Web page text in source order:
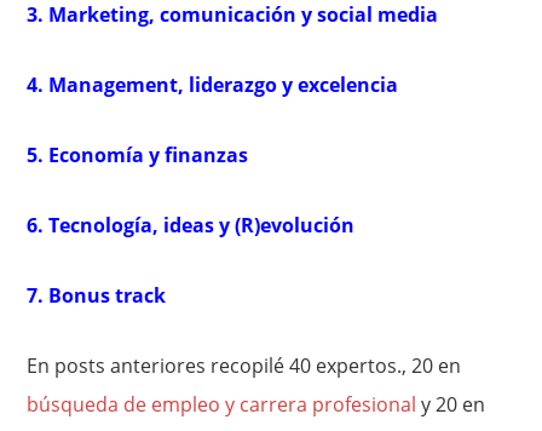
3. Marketing, comunicación y social media
4. Management, liderazgo y excelencia
5. Economía y finanzas
6. Tecnología, ideas y (R)evolución
7. Bonus track
En posts anteriores recopilé 40 expertos., 20 en
búsqueda de empleo y carrera profesional y 20 en